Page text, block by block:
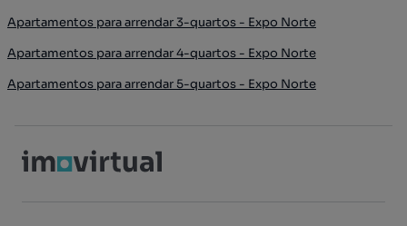
Apartamentos para arrendar 3-quartos - Expo Norte
Apartamentos para arrendar 4-quartos - Expo Norte
Apartamentos para arrendar 5-quartos - Expo Norte